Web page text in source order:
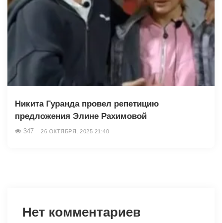
Никита Гуранда провел репетицию
предложения Элине Рахимовой
347 26 ОКТЯБРЯ, 2025 21:40
Нет комментариев